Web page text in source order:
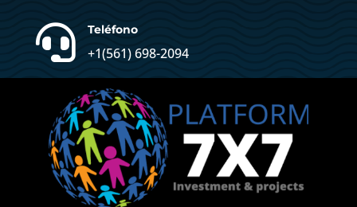
 Teléfono
+1(561) 698-2094